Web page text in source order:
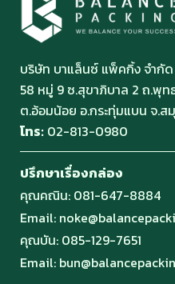
บริษัท บาแล็นซ์ แพ็คกิ้ง จำกัด
58 หมู่ 9 ซ.สุขาภิบาล 2 ถ.พุ
ต.อ้อมน้อย อ.กระทุ่มแบน จ.ส
โทร: 02-813-0980
ปรึกษาเรื่องกล่อง
คุณคณิน: 081-647-8884
Email:
คุณบัน: 085-129-7651
Email: